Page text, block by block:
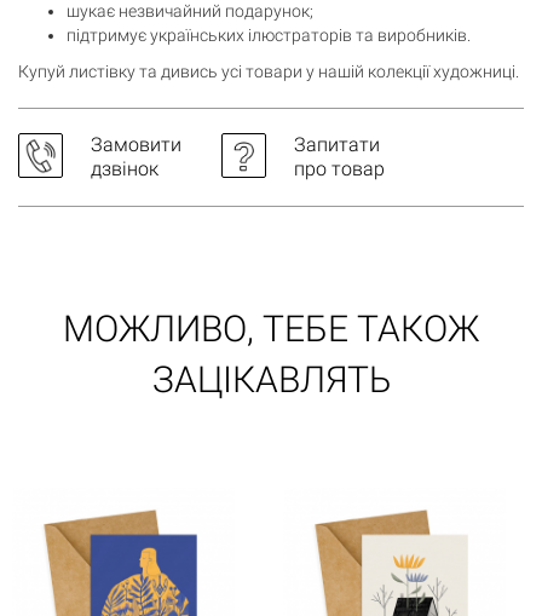
шукає незвичайний подарунок;
підтримує українських ілюстраторів та виробників.
Купуй листівку та дивись усі товари у нашій колекції художниці.
Замовити
дзвінок
Запитати
про товар
МОЖЛИВО, ТЕБЕ ТАКОЖ
ЗАЦІКАВЛЯТЬ
Кошик
Кошик порожній